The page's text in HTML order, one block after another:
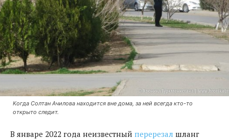
Когда Солтан Ачилова находится вне дома, за ней всегда кто-то
открыто следит.
В январе 2022 года неизвестный перерезал шланг